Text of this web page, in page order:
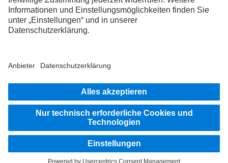
FOLLOW THE ROADSTARS.
Tausche jetzt Erfahrungen mit anderen Truckerinnen und